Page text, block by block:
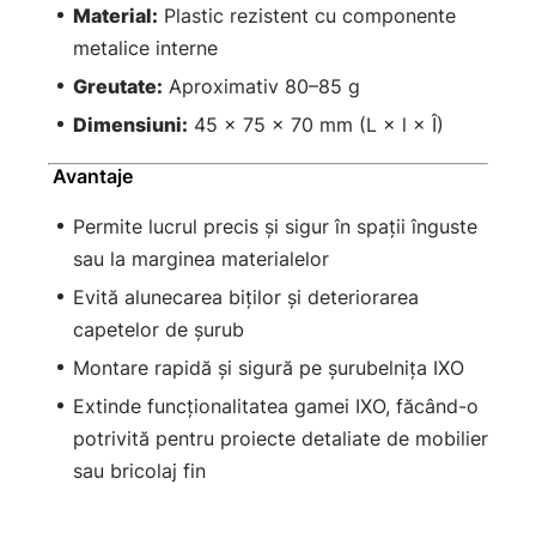
Material: Plastic rezistent cu componente
metalice interne
Greutate: Aproximativ 80–85 g
Dimensiuni: 45 × 75 × 70 mm (L × l × Î)
Avantaje
Permite lucrul precis și sigur în spații înguste
sau la marginea materialelor
Evită alunecarea biților și deteriorarea
capetelor de șurub
Montare rapidă și sigură pe șurubelnița IXO
Extinde funcționalitatea gamei IXO, făcând-o
potrivită pentru proiecte detaliate de mobilier
sau bricolaj fin